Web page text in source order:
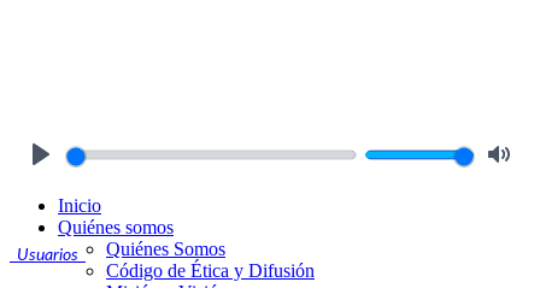
Usuarios
Inicio
Quiénes somos
Quiénes Somos
Código de Ética y Difusión